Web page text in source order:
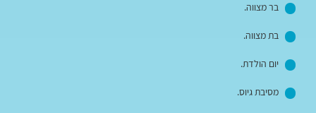
בר מצווה.
בת מצווה.
יום הולדת.
מסיבת גיוס.